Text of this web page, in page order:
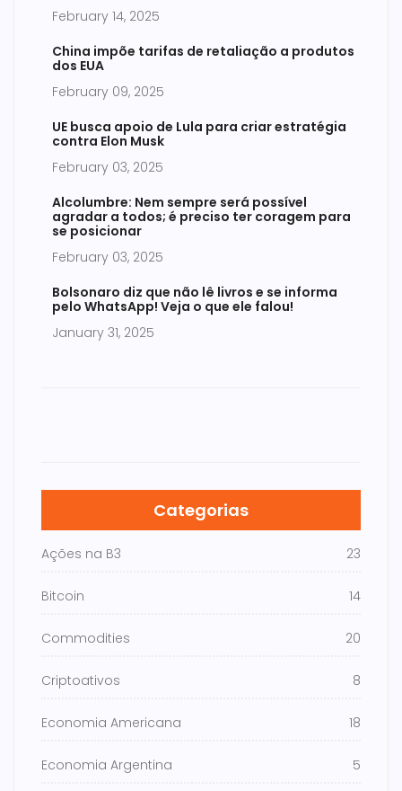
February 14, 2025
China impõe tarifas de retaliação a produtos
dos EUA
February 09, 2025
UE busca apoio de Lula para criar estratégia
contra Elon Musk
February 03, 2025
Alcolumbre: Nem sempre será possível
agradar a todos; é preciso ter coragem para
se posicionar
February 03, 2025
Bolsonaro diz que não lê livros e se informa
pelo WhatsApp! Veja o que ele falou!
January 31, 2025
Categorias
Ações na B3 23
Bitcoin 14
Commodities 20
Criptoativos 8
Economia Americana 18
Economia Argentina 5